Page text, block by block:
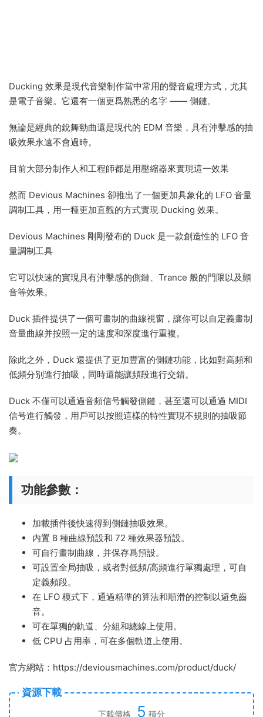
Ducking 效果是現代音樂制作當中常用的聲音處理方式，尤其
是電子音樂。它還有一個更爲熟悉的名字 —— 側鏈。
無論是經典的銳舞勁曲還是現代的 EDM 音樂，具有沖擊感的抽
吸效果永遠不會過時。
目前大部分制作人和工程師都是用壓縮器來實現這一效果
然而 Devious Machines 卻推出了一個更加具象化的 LFO 音量
調制工具，用一種更加直觀的方式實現 Ducking 效果。
Devious Machines 剛剛發布的 Duck 是一款創造性的 LFO 音
量調制工具
它可以快速的實現具有沖擊感的側鏈、Trance 般的門限以及顫
音等效果。
Duck 插件提供了一個可畫制的曲線視窗，讓你可以自定義畫制
音量曲線并按照一定的速度和深度進行重複。
除此之外，Duck 還提供了更加豐富的側鏈功能，比如對高頻和
低頻分别進行抽吸，同時還能讓頻段進行交錯。
Duck 不僅可以通過音頻信号觸發側鏈，甚至還可以通過 MIDI
信号進行觸發，用戶可以按照這樣的特性實現不規則的抽吸節
奏。
功能參數：
加載插件後快速得到側鏈抽吸效果。
内置 8 種曲線預設和 72 種效果器預設。
可自行畫制曲線，并保存爲預設。
可設置全局抽吸，或者對低頻/高頻進行單獨處理，可自
定義頻段。
在 LFO 模式下，通過精準的算法和順滑的控制以避免齒
音。
可在單獨的軌道、分組和總線上使用。
低 CPU 占用率，可在多個軌道上使用。
官方網站：https://deviousmachines.com/product/duck/
資源下載
下載價格 5 積分